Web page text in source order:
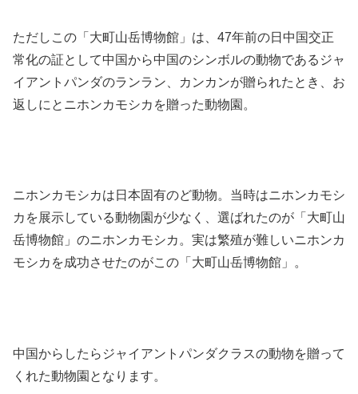
ただしこの「大町山岳博物館」は、47年前の日中国交正
常化の証として中国から中国のシンボルの動物であるジャ
イアントパンダのランラン、カンカンが贈られたとき、お
返しにとニホンカモシカを贈った動物園。
ニホンカモシカは日本固有のど動物。当時はニホンカモシ
カを展示している動物園が少なく、選ばれたのが「大町山
岳博物館」のニホンカモシカ。実は繁殖が難しいニホンカ
モシカを成功させたのがこの「大町山岳博物館」。
中国からしたらジャイアントパンダクラスの動物を贈って
くれた動物園となります。